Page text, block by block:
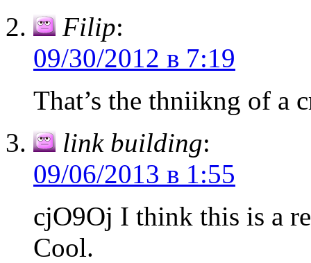
Filip:
09/30/2012 в 7:19
That’s the thniikng of a
link building:
09/06/2013 в 1:55
cjO9Oj I think this is a
Cool.